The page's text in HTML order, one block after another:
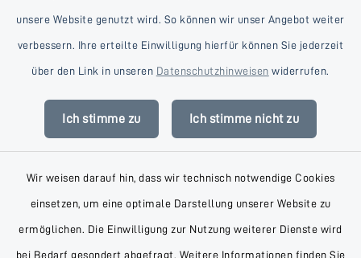
unsere Website genutzt wird. So können wir unser Angebot weiter
verbessern. Ihre erteilte Einwilligung hierfür können Sie jederzeit
über den Link in unseren Datenschutzhinweisen widerrufen.
Ich stimme zu Ich stimme nicht zu
Wir weisen darauf hin, dass wir technisch notwendige Cookies
einsetzen, um eine optimale Darstellung unserer Website zu
ermöglichen. Die Einwilligung zur Nutzung weiterer Dienste wird
bei Bedarf gesondert abgefragt. Weitere Informationen finden Sie
Kontakt
Datenschutz
Impressum